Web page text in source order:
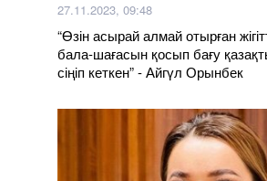
27.11.2023, 09:48
“Өзін асырай алмай отырған
бала-шағасын қосып бағу
сіңіп кеткен” - Айгүл Орынбек